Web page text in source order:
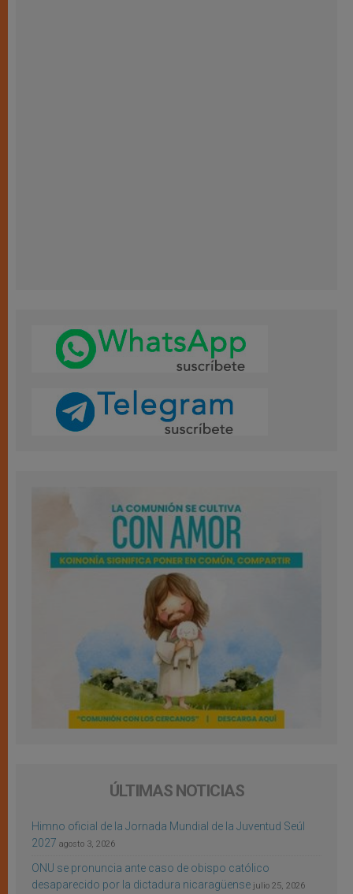
ÚLTIMAS NOTICIAS
Himno oficial de la Jornada Mundial de la Juventud Seúl
2027 agosto 3, 2026
ONU se pronuncia ante caso de obispo católico
desaparecido por la dictadura nicaragüense julio 25, 2026